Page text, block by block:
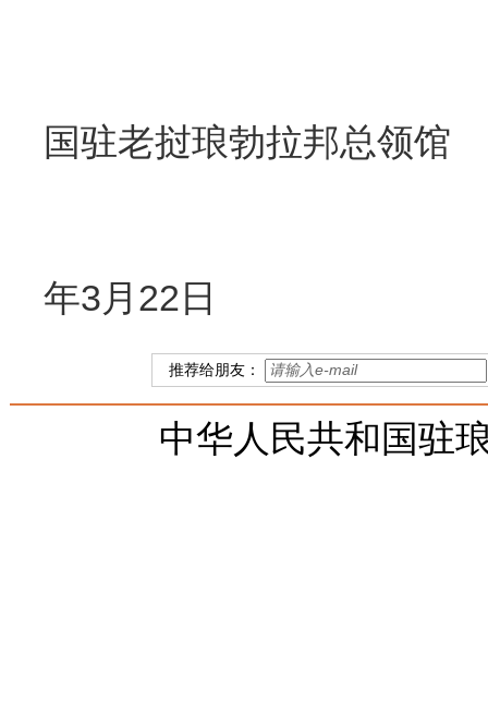
国驻老挝琅勃拉邦总领馆
年3月22日
推荐给朋友：
中华人民共和国驻